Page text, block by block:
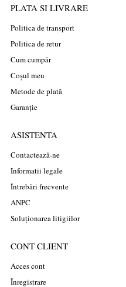
PLATA SI LIVRARE
Politica de transport
Politica de retur
Cum cumpăr
Coșul meu
Metode de plată
Garanție
ASISTENTA
Contactează-ne
Informatii legale
Întrebări frecvente
ANPC
Soluționarea litigiilor
CONT CLIENT
Acces cont
Înregistrare